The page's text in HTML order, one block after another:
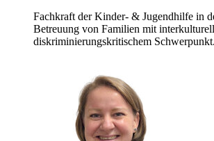
Fachkraft der Kinder- & Jugendhilfe in
Betreuung von Familien mit
diskriminierungskritischem Schwerpunkt.